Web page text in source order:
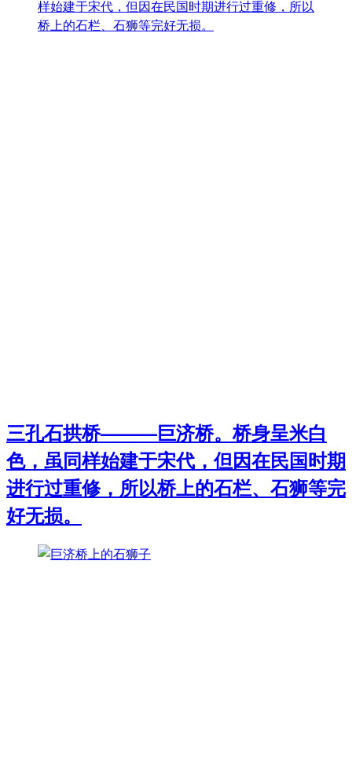
三孔石拱桥———巨济桥。桥身呈米白
色，虽同样始建于宋代，但因在民国时期
进行过重修，所以桥上的石栏、石狮等完
好无损。